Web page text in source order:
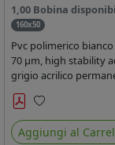
1,00 Bobina
160x50
Pvc polimerico
70 µm, high stability
grigio acrilico
durata 5-7 anni, per
con inchiostri solvente,
ecosolvente, UV e
Preferiti
Aggiungi al